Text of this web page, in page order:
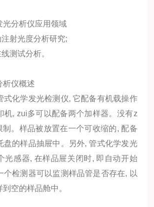
光分析仪应用领域
射光度分析研究;
测试分析。
析仪概述
式化学发光检测仪, 它配备有机载操作
机, zui多可以配备两个加样器。没有z
制。样品被放置在一个可收缩的, 配备
盘的样品抽屉中。另外, 管式化学发光
光感器, 在样品屉关闭时, 即自动开始
个检测器可以监测样品管是否存在, 以
空的样品舱中。